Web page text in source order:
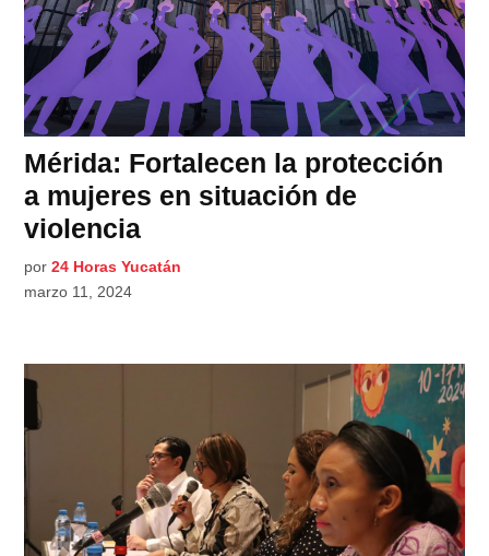
Mérida: Fortalecen la protección
a mujeres en situación de
violencia
por 24 Horas Yucatán
marzo 11, 2024